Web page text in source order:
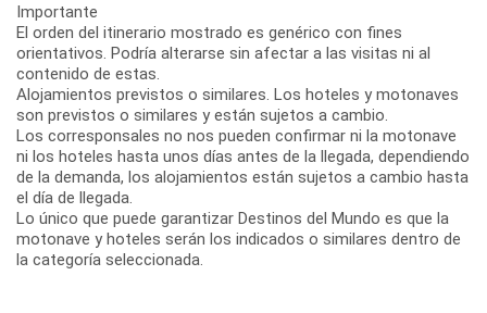
Importante
El orden del itinerario mostrado es genérico con fines
orientativos. Podría alterarse sin afectar a las visitas ni al
contenido de estas.
Alojamientos previstos o similares. Los hoteles y motonaves
son previstos o similares y están sujetos a cambio.
Los corresponsales no nos pueden confirmar ni la motonave
ni los hoteles hasta unos días antes de la llegada, dependiendo
de la demanda, los alojamientos están sujetos a cambio hasta
el día de llegada.
Lo único que puede garantizar Destinos del Mundo es que la
motonave y hoteles serán los indicados o similares dentro de
la categoría seleccionada.